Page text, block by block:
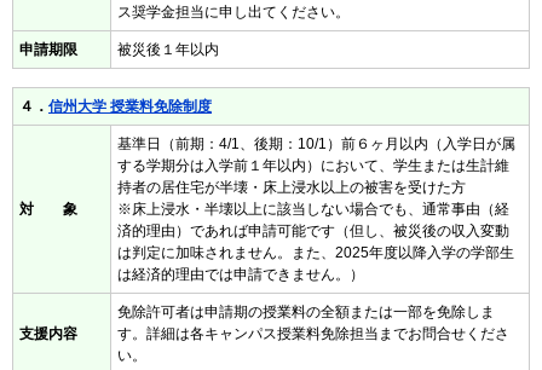
ス奨学金担当に申し出てください。
申請期限 被災後１年以内
４． 信州大学 授業料免除制度
対 象
基準日（前期：4/1、後期：10/1）前６ヶ月以内（入学日が属
する学期分は入学前１年以内）において、学生または生計維
持者の居住宅が半壊・床上浸水以上の被害を受けた方
※床上浸水・半壊以上に該当しない場合でも、通常事由（経
済的理由）であれば申請可能です（但し、被災後の収入変動
は判定に加味されません。また、2025年度以降入学の学部生
は経済的理由では申請できません。）
支援内容
免除許可者は申請期の授業料の全額または一部を免除しま
す。詳細は各キャンパス授業料免除担当までお問合せくださ
い。